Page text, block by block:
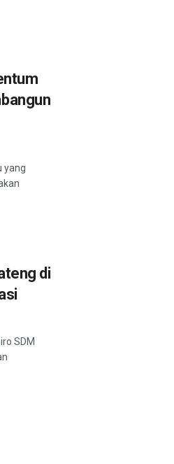
yang
di
SDM